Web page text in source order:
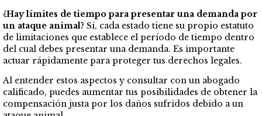
¿Hay límites de tiempo para presentar una demanda por
un ataque animal? Sí, cada estado tiene su propio estatuto
de limitaciones que establece el período de tiempo dentro
del cual debes presentar una demanda. Es importante
actuar rápidamente para proteger tus derechos legales.
Al entender estos aspectos y consultar con un abogado
calificado, puedes aumentar tus posibilidades de obtener la
compensación justa por los daños sufridos debido a un